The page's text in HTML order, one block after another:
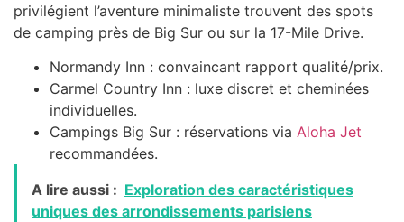
privilégient l’aventure minimaliste trouvent des spots
de camping près de Big Sur ou sur la 17-Mile Drive.
Normandy Inn : convaincant rapport qualité/prix.
Carmel Country Inn : luxe discret et cheminées
individuelles.
Campings Big Sur : réservations via Aloha Jet
recommandées.
A lire aussi : Exploration des caractéristiques
uniques des arrondissements parisiens